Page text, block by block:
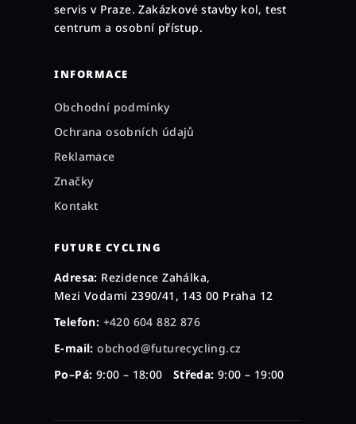
servis v Praze. Zakázkové stavby kol, test
centrum a osobní přístup.
INFORMACE
Obchodní podmínky
Ochrana osobních údajů
Reklamace
Značky
Kontakt
FUTURE CYCLING
Adresa: Rezidence Zahálka,
Mezi Vodami 2390/41, 143 00 Praha 12
Telefon: +420 604 882 876
E-mail: obchod@futurecycling.cz
Po–Pá: 9:00 – 18:00 Středa: 9:00 – 19:00